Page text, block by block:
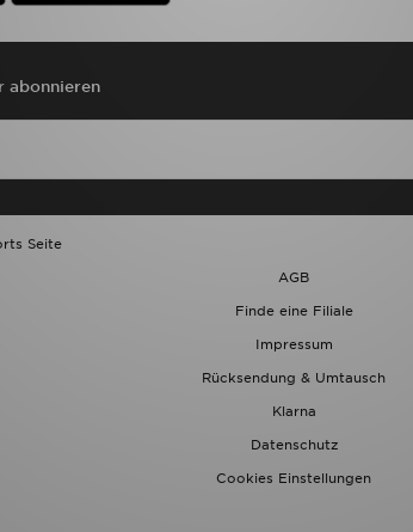
abonnieren
Seite
AGB
Finde eine Filiale
Impressum
Rücksendung & Umtausch
Klarna
Datenschutz
Cookies Einstellungen